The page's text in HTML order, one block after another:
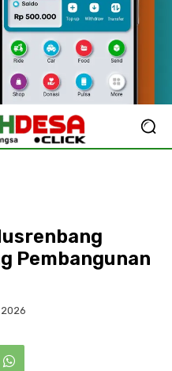
Pembangunan